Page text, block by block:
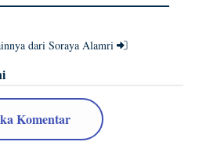
dari Soraya Alamri
Komentar